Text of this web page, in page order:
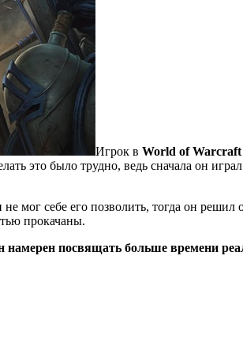
Игрок в World of Warcraft
это было трудно, ведь сначала он
мог себе его позволить, тогда он
прокачаны.
посвящать больше времени